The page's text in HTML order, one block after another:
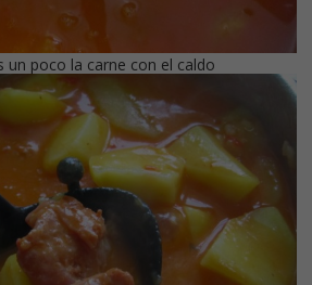
un poco la carne con el caldo